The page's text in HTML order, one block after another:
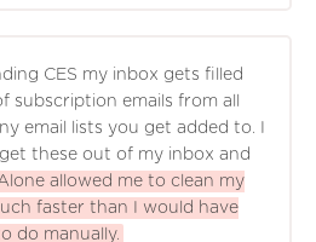
CES my inbox gets filled
subscription emails from all
email lists you get added to. I
these out of my inbox and
Alone allowed me to clean my
faster than I would have
do manually.